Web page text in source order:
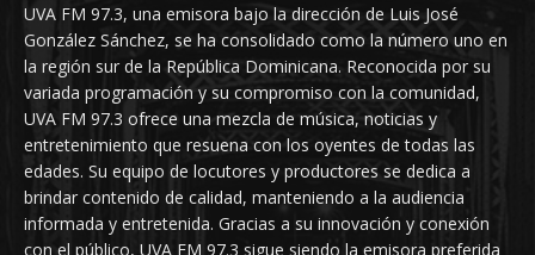
UVA FM 97.3, una emisora bajo la dirección de Luis José
González Sánchez, se ha consolidado como la número uno en
la región sur de la República Dominicana. Reconocida por su
variada programación y su compromiso con la comunidad,
UVA FM 97.3 ofrece una mezcla de música, noticias y
entretenimiento que resuena con los oyentes de todas las
edades. Su equipo de locutores y productores se dedica a
brindar contenido de calidad, manteniendo a la audiencia
informada y entretenida. Gracias a su innovación y conexión
con el público, UVA FM 97.3 sigue siendo la emisora preferida